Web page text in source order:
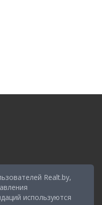
Realt.by,
используются